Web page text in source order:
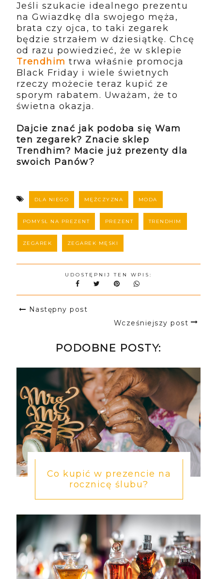
Jeśli szukacie idealnego prezentu
na Gwiazdkę dla swojego męża,
brata czy ojca, to taki zegarek
będzie strzałem w dziesiątkę. Chcę
od razu powiedzieć, że w sklepie
Trendhim trwa właśnie promocja
Black Friday i wiele świetnych
rzeczy możecie teraz kupić ze
sporym rabatem. Uważam, że to
świetna okazja.
Dajcie znać jak podoba się Wam
ten zegarek? Znacie sklep
Trendhim? Macie już prezenty dla
swoich Panów?
DLA NIEGO MĘŻCZYZNA MODA
POMYSŁ NA PREZENT PREZENT TRENDHIM
ZEGAREK ZEGAREK MĘSKI
UDOSTĘPNIJ TEN WPIS:
Następny post
Wcześniejszy post
PODOBNE POSTY:
Co kupić w prezencie na
rocznicę ślubu?